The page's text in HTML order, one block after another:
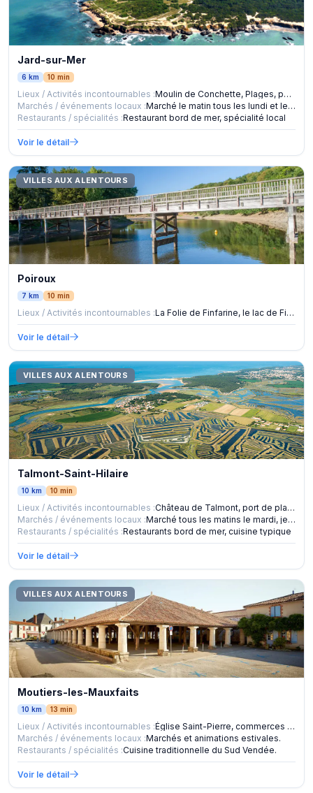
Jard-sur-Mer
6 km 10 min
Lieux / Activités incontournables :
Moulin de Conchette, Plages, port de plaisance, forêt domani
Marchés / événements locaux :
Marché le matin tous les lundi et les mercredi. Marché noctu
Restaurants / spécialités :Restaurant bord de mer, spécialité local
Voir le détail
VILLES AUX ALENTOURS
Poiroux
7 km 10 min
Lieux / Activités incontournables : La Folie de Finfarine, le lac de Finfarine
Voir le détail
VILLES AUX ALENTOURS
Talmont-Saint-Hilaire
10 km 10 min
Lieux / Activités incontournables :
Château de Talmont, port de plaisance, plage du Veillons, pa
Marchés / événements locaux :
Marché tous les matins le mardi, jeudi et samedi. Marché noc
Restaurants / spécialités :Restaurants bord de mer, cuisine typique
Voir le détail
VILLES AUX ALENTOURS
Moutiers-les-Mauxfaits
10 km 13 min
Lieux / Activités incontournables :
Église Saint-Pierre, commerces locaux.
Marchés / événements locaux :Marchés et animations estivales.
Restaurants / spécialités :Cuisine traditionnelle du Sud Vendée.
Voir le détail